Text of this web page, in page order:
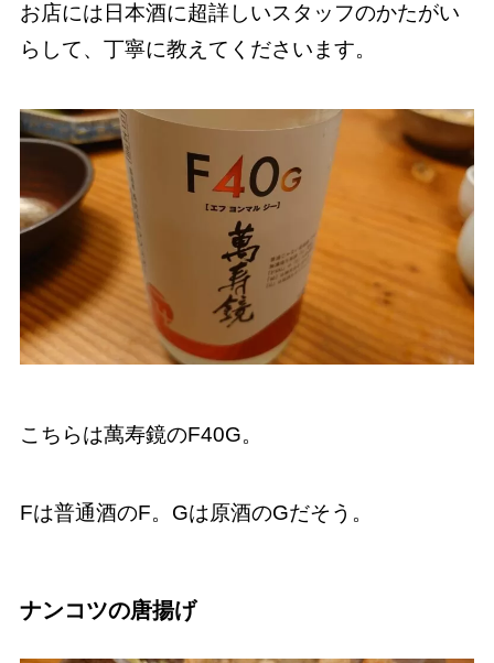
お店には日本酒に超詳しいスタッフのかたがい
らして、丁寧に教えてくださいます。
こちらは萬寿鏡のF40G。
Fは普通酒のF。Gは原酒のGだそう。
ナンコツの唐揚げ